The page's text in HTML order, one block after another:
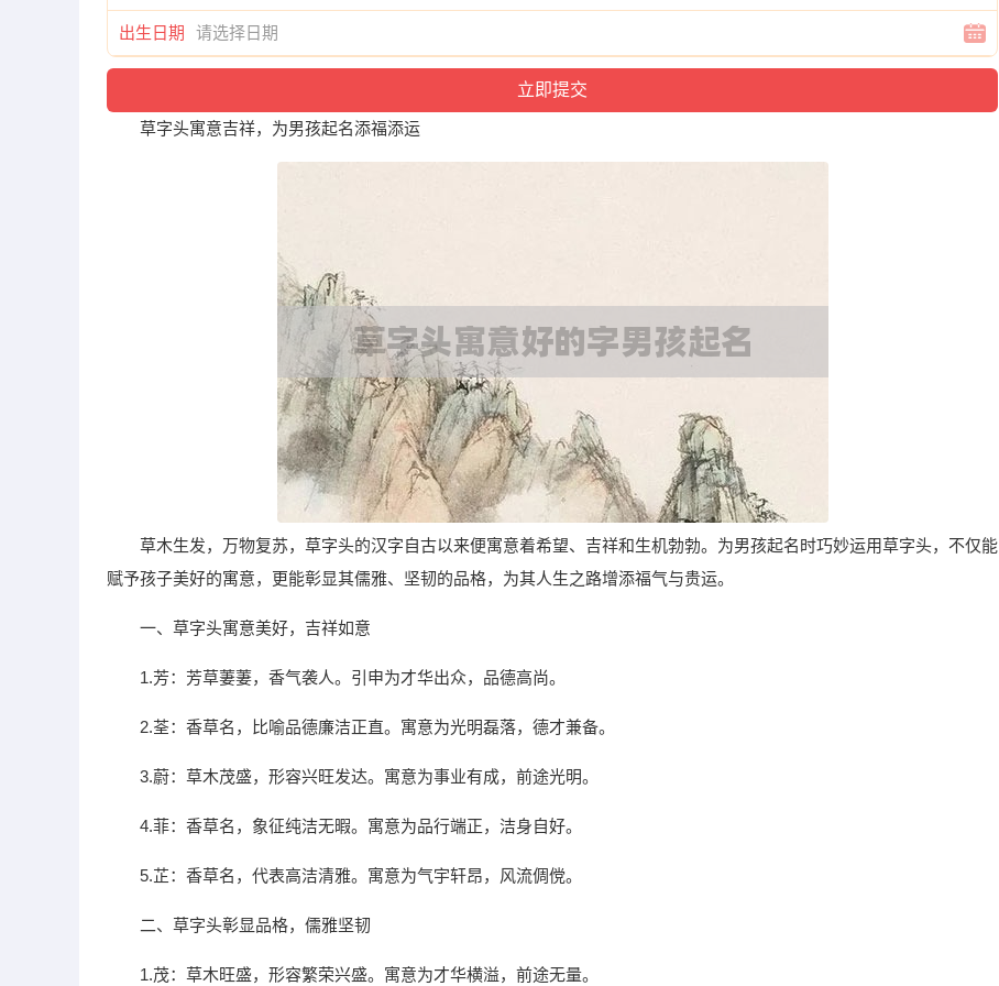
出生日期
草字头寓意吉祥，为男孩起名添福添运
草木生发，万物复苏，草字头的汉字自古以来便寓意着希望、吉祥和生机勃勃。为男孩起名时巧妙运用草字头，不仅能
赋予孩子美好的寓意，更能彰显其儒雅、坚韧的品格，为其人生之路增添福气与贵运。
一、草字头寓意美好，吉祥如意
1.芳：芳草萋萋，香气袭人。引申为才华出众，品德高尚。
2.荃：香草名，比喻品德廉洁正直。寓意为光明磊落，德才兼备。
3.蔚：草木茂盛，形容兴旺发达。寓意为事业有成，前途光明。
4.菲：香草名，象征纯洁无暇。寓意为品行端正，洁身自好。
5.芷：香草名，代表高洁清雅。寓意为气宇轩昂，风流倜傥。
二、草字头彰显品格，儒雅坚韧
1.茂：草木旺盛，形容繁荣兴盛。寓意为才华横溢，前途无量。